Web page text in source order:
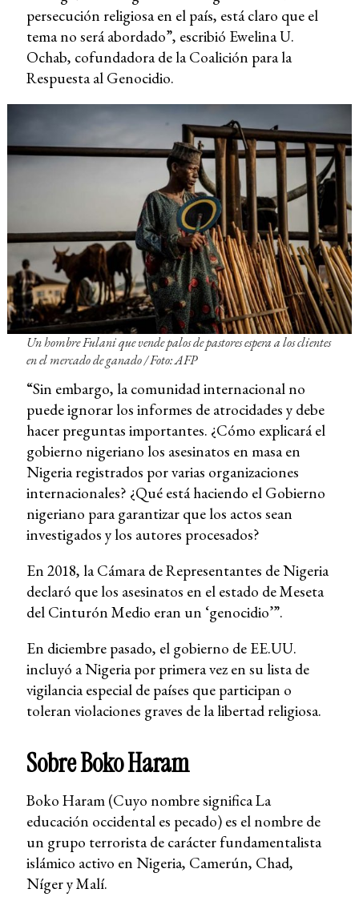
persecución religiosa en el país, está claro que el
tema no será abordado”, escribió Ewelina U.
Ochab, cofundadora de la Coalición para la
Respuesta al Genocidio.
Un hombre Fulani que vende palos de pastores espera a los clientes
en el mercado de ganado /Foto: AFP
“Sin embargo, la comunidad internacional no
puede ignorar los informes de atrocidades y debe
hacer preguntas importantes. ¿Cómo explicará el
gobierno nigeriano los asesinatos en masa en
Nigeria registrados por varias organizaciones
internacionales? ¿Qué está haciendo el Gobierno
nigeriano para garantizar que los actos sean
investigados y los autores procesados?
En 2018, la Cámara de Representantes de Nigeria
declaró que los asesinatos en el estado de Meseta
del Cinturón Medio eran un ‘genocidio’”.
En diciembre pasado, el gobierno de EE.UU.
incluyó a Nigeria por primera vez en su lista de
vigilancia especial de países que participan o
toleran violaciones graves de la libertad religiosa.
Sobre Boko Haram
Boko Haram (Cuyo nombre significa La
educación occidental es pecado) es el nombre de
un grupo terrorista de carácter fundamentalista
islámico activo en Nigeria, Camerún, Chad,
Níger y Malí.